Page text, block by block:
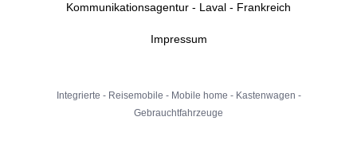
Kommunikationsagentur - Laval - Frankreich
Impressum
Integrierte - Reisemobile - Mobile home - Kastenwagen -
Gebrauchtfahrzeuge